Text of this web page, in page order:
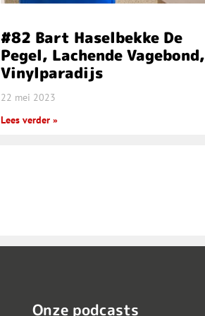
#82 Bart Haselbekke De
Pegel, Lachende Vagebond,
Vinylparadijs
22 mei 2023
Lees verder »
Onze podcasts